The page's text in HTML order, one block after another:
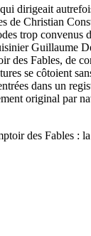
dirigeait
de Christian
trop convenus
Guillaume
des Fables, de
se côtoient
dans un
original par